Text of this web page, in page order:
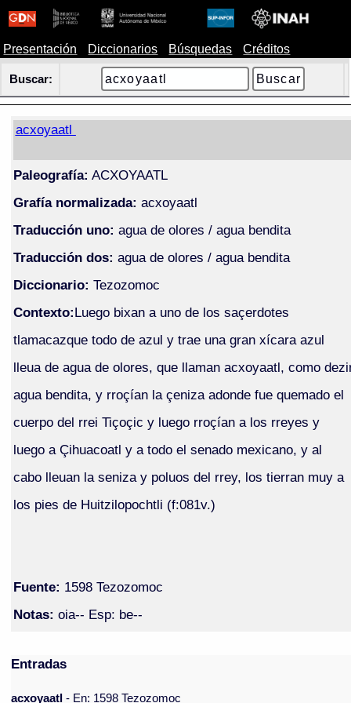
Presentación Diccionarios Búsquedas Créditos
Buscar:
acxoyaatl
Paleografía: ACXOYAATL
Grafía normalizada: acxoyaatl
Traducción uno: agua de olores / agua bendita
Traducción dos: agua de olores / agua bendita
Diccionario: Tezozomoc
Contexto:Luego bixan a uno de los saçerdotes
tlamacazque todo de azul y trae una gran xícara azul
lleua de agua de olores, que llaman acxoyaatl, como
agua bendita, y rroçían la çeniza adonde fue quemado el
cuerpo del rrei Tiçoçic y luego rroçían a los rreyes y
luego a Çihuacoatl y a todo el senado mexicano, y al
cabo lleuan la seniza y poluos del rrey, los tierran muy a
los pies de Huitzilopochtli (f:081v.)
Fuente: 1598 Tezozomoc
Notas: oia-- Esp: be--
Entradas
acxoyaatl- En: 1598 Tezozomoc